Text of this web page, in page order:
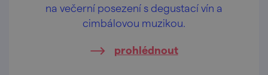
na večerní posezení s degustací vín a
cimbálovou muzikou.
prohlédnout